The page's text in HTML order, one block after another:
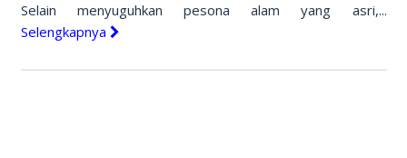
Selain menyuguhkan pesona alam yang asri,...
Selengkapnya